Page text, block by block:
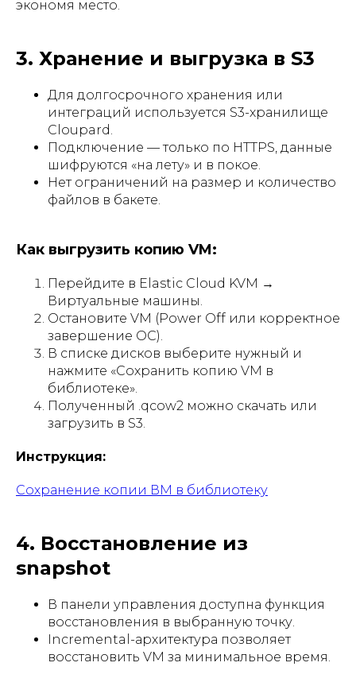
экономя место.
3. Хранение и выгрузка в S3
Для долгосрочного хранения или
интеграций используется S3-хранилище
Cloupard.
Подключение — только по HTTPS, данные
шифруются «на лету» и в покое.
Нет ограничений на размер и количество
файлов в бакете.
Как выгрузить копию VM:
Перейдите в Elastic Cloud KVM →
Виртуальные машины.
Остановите VM (Power Off или корректное
завершение ОС).
В списке дисков выберите нужный и
нажмите «Сохранить копию VM в
библиотеке».
Полученный .qcow2 можно скачать или
загрузить в S3.
Инструкция:
Сохранение копии ВМ в библиотеку
4. Восстановление из
snapshot
В панели управления доступна функция
восстановления в выбранную точку.
Incremental-архитектура позволяет
восстановить VM за минимальное время.